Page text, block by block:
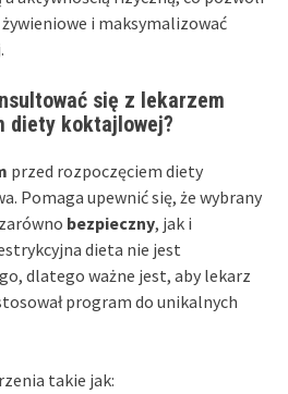
i maksymalizować
się z lekarzem
diety koktajlowej?
przed rozpoczęciem diety
Pomaga upewnić się, że wybrany
bezpieczny, jak i
dieta nie jest
dlatego ważne jest, aby lekarz
program do unikalnych
takie jak: